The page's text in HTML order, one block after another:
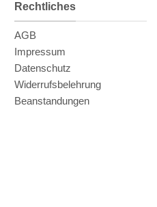
Rechtliches
AGB
Impressum
Datenschutz
Widerrufsbelehrung
Beanstandungen